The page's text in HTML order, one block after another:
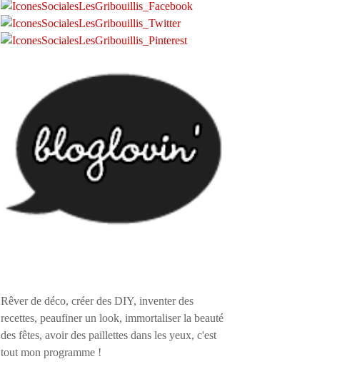
Rêver de déco, créer des DIY, inventer des
recettes, peaufiner un look, immortaliser la beauté
des fêtes, avoir des paillettes dans les yeux, c'est
tout mon programme !